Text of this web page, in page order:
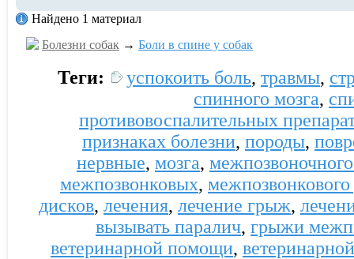
Найдено 1 материал
Болезни собак → Боли в спине у собак
Теги: успокоить боль, травмы,
спинного мозга,
противовоспалительных
признаках болезни, породы,
нервные, мозга,
межпозвонковых,
дисков, лечения, лечение грыж,
вызывать паралич, грыжи
ветеринарной помощи, ветеринарной